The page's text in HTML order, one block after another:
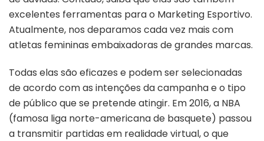
excelentes ferramentas para o Marketing Esportivo.
Atualmente, nos deparamos cada vez mais com
atletas femininas embaixadoras de grandes marcas.
Todas elas são eficazes e podem ser selecionadas
de acordo com as intenções da campanha e o tipo
de público que se pretende atingir. Em 2016, a NBA
(famosa liga norte-americana de basquete) passou
a transmitir partidas em realidade virtual, o que